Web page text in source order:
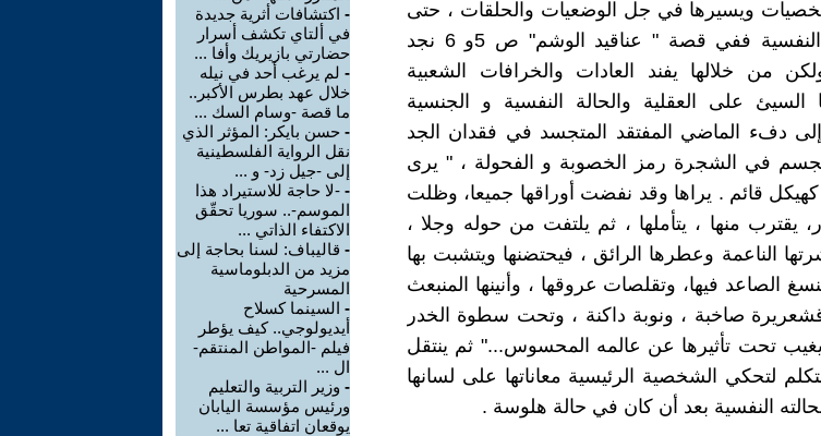
ويسيرها في جل الوضعيات والحلقات ، حتى
انه نجح في تشخيص حالاتها النفسية ففي قصة " عناقيد الوشم" ص 5و 6 نجد
من خلالها يفند العادات والخرافات الشعبية
السيئ على العقلية والحالة النفسية و الجنسية
دفء الماضي المفتقد المتجسد في فقدان الجد
في الشجرة رمز الخصوبة و الفحولة ، " يرى
قائم . يراها وقد نفضت أوراقها جميعا، وظلت
يقترب منها ، يتأملها ، ثم يلتفت من حوله وجلا ،
الناعمة وعطرها الرائق ، فيحتضنها ويتشبت بها
الصاعد فيها، وتقلصات عروقها ، وأنينها المنبعث
قشعريرة صاخبة ، ونوبة داكنة ، وتحت سطوة الخدر
تحت تأثيرها عن عالمه المحسوس..." ثم ينتقل
لتحكي الشخصية الرئيسية معاناتها على لسانها
النفسية بعد أن كان في حالة هلوسة .
- اكتشافات أثرية جديدة
في ألتاي تكشف أسرار
حضارتي بازيريك وأفا ...
- لم يرغب أحد في نيله
خلال عهد بطرس الأكبر..
ما قصة -وسام السك ...
- حسن بايكر: المؤثر الذي
نقل الرواية الفلسطينية
إلى -جيل زد- و ...
- -لا حاجة للاستيراد هذا
الموسم-.. سوريا تحقّق
الاكتفاء الذاتي ...
- قاليباف: لسنا بحاجة إلى
مزيد من الدبلوماسية
المسرحية
- السينما كسلاح
أيديولوجي.. كيف يؤطر
فيلم -المواطن المنتقم-
ال ...
- وزير التربية والتعليم
ورئيس مؤسسة اليابان
يوقعان اتفاقية تعا ...